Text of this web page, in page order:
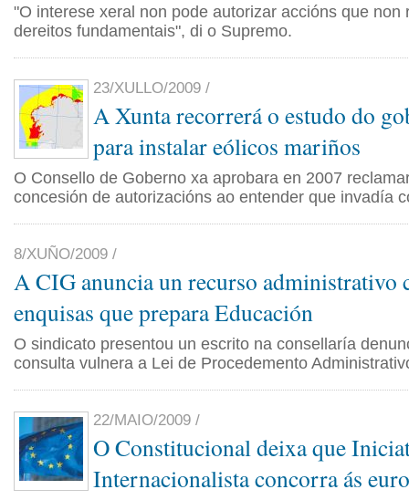
"O interese xeral non pode autorizar accións que non
dereitos fundamentais", di o Supremo.
23/XULLO/2009 /
A Xunta recorrerá o estudo do
para instalar eólicos mariños
O Consello de Goberno xa aprobara en 2007
concesión de autorizacións ao entender que invadía
8/XUÑO/2009 /
A CIG anuncia un recurso administrativo
enquisas que prepara Educación
O sindicato presentou un escrito na consellaría
consulta vulnera a Lei de Procedemento
22/MAIO/2009 /
O Constitucional deixa que
Internacionalista concorra ás